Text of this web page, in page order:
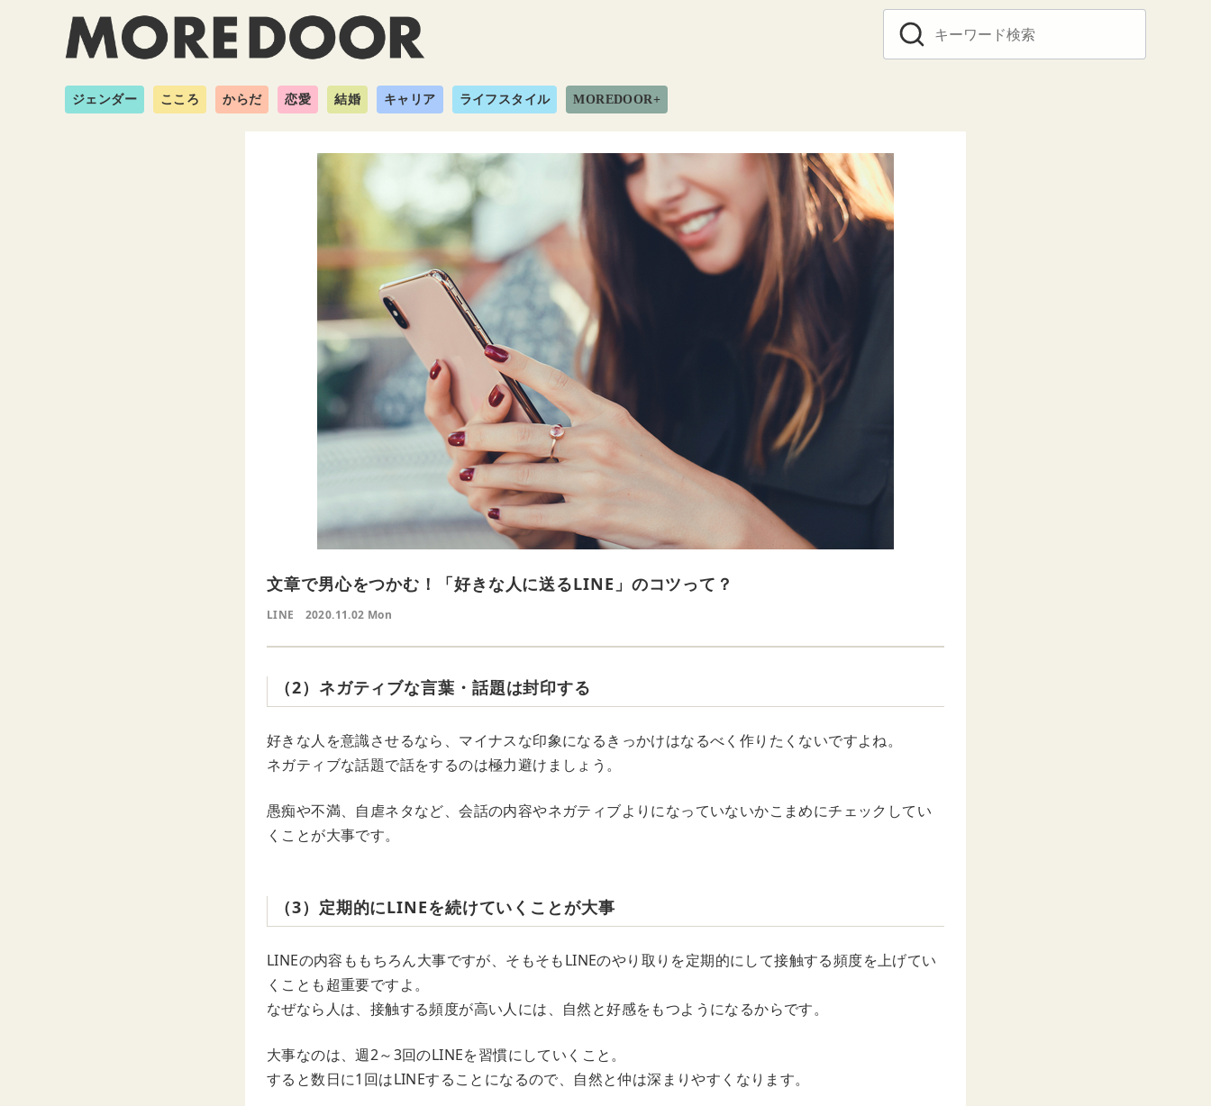
ジェンダー こころ からだ 恋愛 結婚 キャリア ライフスタイル MOREDOOR+
文章で男心をつかむ！「好きな人に送るLINE」のコツって？
LINE 2020.11.02 Mon
（2）ネガティブな言葉・話題は封印する
好きな人を意識させるなら、マイナスな印象になるきっかけはなるべく作りたくないですよね。
ネガティブな話題で話をするのは極力避けましょう。
愚痴や不満、自虐ネタなど、会話の内容やネガティブよりになっていないかこまめにチェックしてい
くことが大事です。
（3）定期的にLINEを続けていくことが大事
LINEの内容ももちろん大事ですが、そもそもLINEのやり取りを定期的にして接触する頻度を上げてい
くことも超重要ですよ。
なぜなら人は、接触する頻度が高い人には、自然と好感をもつようになるからです。
大事なのは、週2～3回のLINEを習慣にしていくこと。
すると数日に1回はLINEすることになるので、自然と仲は深まりやすくなります。